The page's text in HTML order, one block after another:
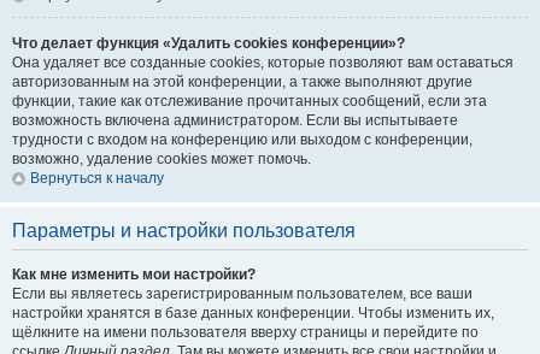
Что делает функция «Удалить cookies конференции»?
Она удаляет все созданные cookies, которые позволяют вам оставаться
авторизованным на этой конференции, а также выполняют другие
функции, такие как отслеживание прочитанных сообщений, если эта
возможность включена администратором. Если вы испытываете
трудности с входом на конференцию или выходом с конференции,
возможно, удаление cookies может помочь.
Вернуться к началу
Параметры и настройки пользователя
Как мне изменить мои настройки?
Если вы являетесь зарегистрированным пользователем, все ваши
настройки хранятся в базе данных конференции. Чтобы изменить их,
щёлкните на имени пользователя вверху страницы и перейдите по